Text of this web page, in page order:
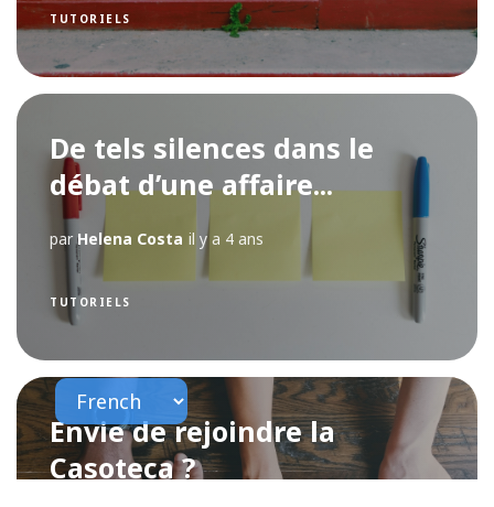
TUTORIELS
De tels silences dans le
débat d’une affaire...
parHelena Costa il y a 4 ans
TUTORIELS
Envie de rejoindre la
Casoteca ?